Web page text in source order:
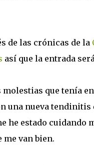
de las crónicas de la
así que la entrada
molestias que tenía
una nueva tendinitis
he estado cuidando
van bien.